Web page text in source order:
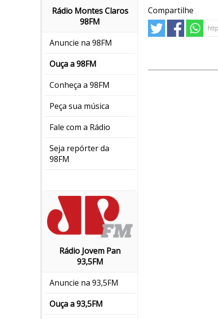
Rádio Montes Claros
98FM
Anuncie na 98FM
Ouça a 98FM
Conheça a 98FM
Peça sua música
Fale com a Rádio
Seja repórter da
98FM
Rádio Jovem Pan
93,5FM
Anuncie na 93,5FM
Ouça a 93,5FM
Compartilhe